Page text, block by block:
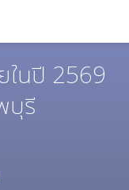
ในปี 2569
บุรี